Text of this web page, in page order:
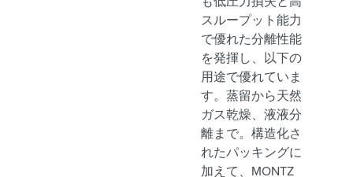
スループット能力
で優れた分離性能
を発揮し、以下の
用途で優れていま
す。蒸留から天然
ガス乾燥、液液分
離まで。構造化さ
れたパッキングに
加えて、MONTZ